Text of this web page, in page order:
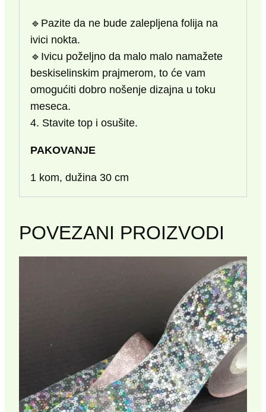
🔹Pazite da ne bude zalepljena folija na
ivici nokta.
🔹Ivicu poželjno da malo malo namažete
beskiselinskim prajmerom, to će vam
omogućiti dobro nošenje dizajna u toku
meseca.
4. Stavite top i osušite.
PAKOVANJE
1 kom, dužina 30 cm
POVEZANI PROIZVODI